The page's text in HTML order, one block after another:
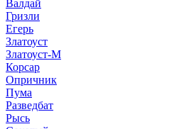
Валдай
Гризли
Егерь
Златоуст
Златоуст-М
Корсар
Опричник
Пума
Разведбат
Рысь